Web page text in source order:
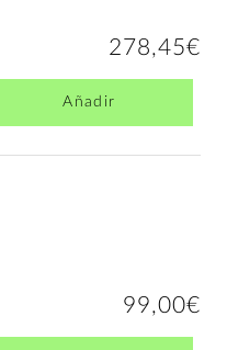
278,45€
Añadir
99,00€